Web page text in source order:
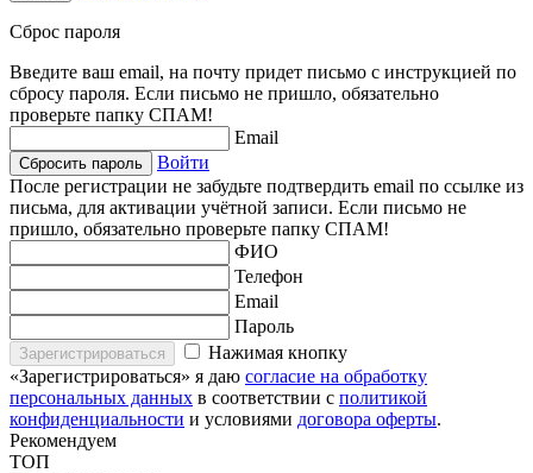
Сброс пароля
Введите ваш email, на почту придет письмо с инструкцией по
сбросу пароля. Если письмо не пришло, обязательно
проверьте папку СПАМ!
Email
Сбросить пароль
Войти
После регистрации не забудьте подтвердить email по ссылке из
письма, для активации учётной записи. Если письмо не
пришло, обязательно проверьте папку СПАМ!
ФИО
Телефон
Email
Пароль
Зарегистрироваться
Нажимая кнопку
«Зарегистрироваться» я даю согласие на обработку
персональных данных в соответствии с политикой
конфиденциальности и условиями договора оферты.
Рекомендуем
ТОП